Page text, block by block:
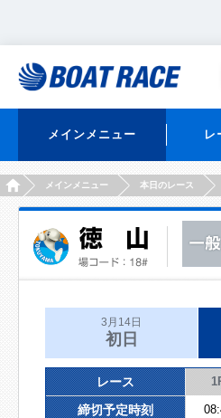
メインメニュー レ
HOMEメインメニュー 本日のレース
3月14日
初日
レース
締切予定時刻